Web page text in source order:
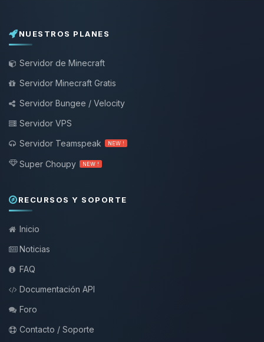
NUESTROS PLANES
Servidor de Minecraft
Servidor Minecraft Gratis
Servidor Bungee / Velocity
Servidor VPS
Servidor Teamspeak
NEW !
Super Choupy NEW !
RECURSOS Y SOPORTE
Inicio
Noticias
FAQ
Documentación API
Foro
Contacto / Soporte